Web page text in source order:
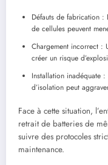
Défauts de fabrication :
de cellules peuvent
Chargement incorrect :
créer un risque
Installation inadéquate
d’isolation peut
Face à cette situation,
retrait de batteries de
suivre des protocoles
maintenance.